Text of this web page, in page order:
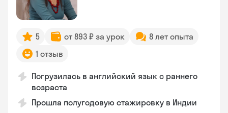
5 от 893 ₽ за урок
8 лет опыта
1 отзыв
Погрузилась в английский язык с раннего
возраста
Прошла полугодовую стажировку в Индии